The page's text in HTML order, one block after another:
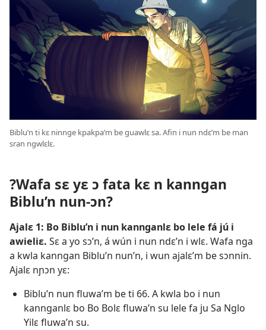
Biblu’n ti kɛ ninnge kpakpa’m be guawlɛ sa. Afin i nun ndɛ’m be man
sran ngwlɛlɛ.
?Wafa sɛ yɛ ɔ fata kɛ n kanngan
Biblu’n nun-ɔn?
Ajalɛ 1: Bo Biblu’n i nun kannganlɛ bo lele fá jú i
awieliɛ. Sɛ a yo sɔ’n, á wún i nun ndɛ’n i wlɛ. Wafa nga
a kwla kanngan Biblu’n nun’n, i wun ajalɛ’m be sɔnnin.
Ajalɛ nɲɔn yɛ:
Biblu’n nun fluwa’m be ti 66. A kwla bo i nun
kannganlɛ bo Bo Bolɛ fluwa’n su lele fa ju Sa Nglo
Yilɛ fluwa’n su.